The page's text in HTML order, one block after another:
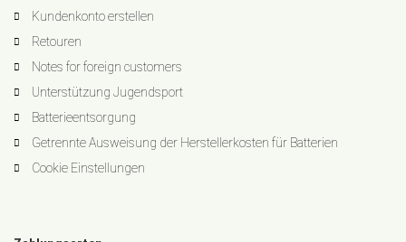
Kundenkonto erstellen
Retouren
Notes for foreign customers
Unterstützung Jugendsport
Batterieentsorgung
Getrennte Ausweisung der Herstellerkosten für Batterien
Cookie Einstellungen